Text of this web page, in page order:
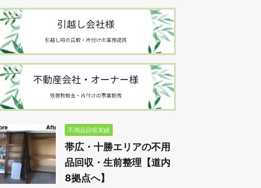
不用品回収実績
帯広・十勝エリアの不用
品回収・生前整理【道内
8拠点へ】